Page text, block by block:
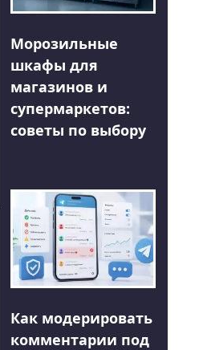
Морозильные
шкафы для
магазинов и
супермаркетов:
советы по выбору
Как модерировать
комментарии под